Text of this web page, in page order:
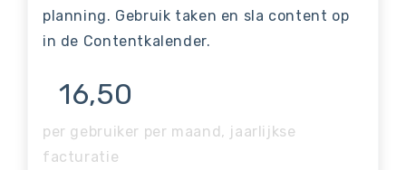
planning. Gebruik taken en sla content op
in de Contentkalender.
16,50
per gebruiker per maand, jaarlijkse
facturatie